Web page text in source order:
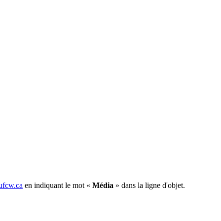
en indiquant le mot « Média » dans la ligne d'objet.